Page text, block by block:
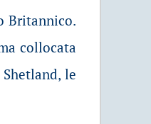
Britannico.
collocata
le